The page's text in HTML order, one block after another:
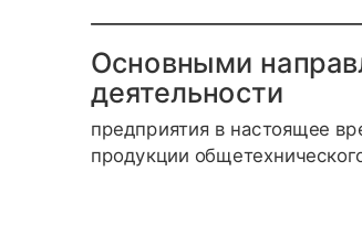
Основными
деятельности
предприятия в настоящее
продукции